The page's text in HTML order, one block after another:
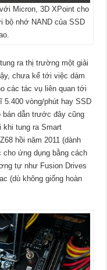
Micron, 3D XPoint cho
bộ nhớ NAND của SSD
ra thị trường một giải
chưa kể tới việc dám
các tác vụ liên quan tới
vòng/phút hay SSD
bán dẫn trước đây cũng
tung ra Smart
hồi năm 2011 (dành
ứng dụng bằng cách
tự như Fusion Drives
(dù không giống hoàn